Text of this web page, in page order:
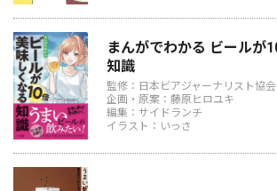
まんがでわかる ビールが
知識
監修：日本ビアジャーナリスト協会
企画・原案：藤原ヒロユキ
編集：サイドランチ
イラスト：いっさ